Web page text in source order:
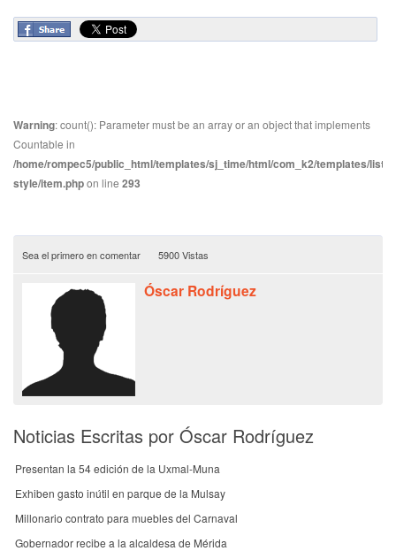
Warning: count(): Parameter must be an array or an object that implements
Countable in
/home/rompec5/public_html/templates/sj_time/html/com_k2/templates/
style/item.phpon line 293
Sea el primero en comentar 5900 Vistas
Óscar Rodríguez
Noticias Escritas por Óscar Rodríguez
Presentan la 54 edición de la Uxmal-Muna
Exhiben gasto inútil en parque de la Mulsay
Millonario contrato para muebles del Carnaval
Gobernador recibe a la alcaldesa de Mérida